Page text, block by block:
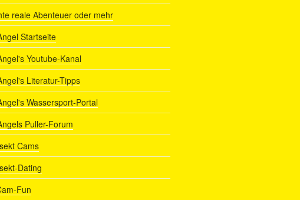
reale Abenteuer oder mehr
Startseite
Youtube-Kanal
Literatur-Tipps
Wassersport-Portal
Puller-Forum
Cams
Dating
Fun